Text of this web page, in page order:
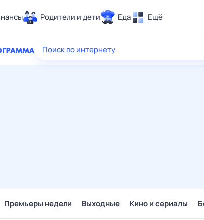
Родители и дети Еда Ещё
Здоровье
Поиск по интернету
Премьеры недели Выходные Кино и сериалы